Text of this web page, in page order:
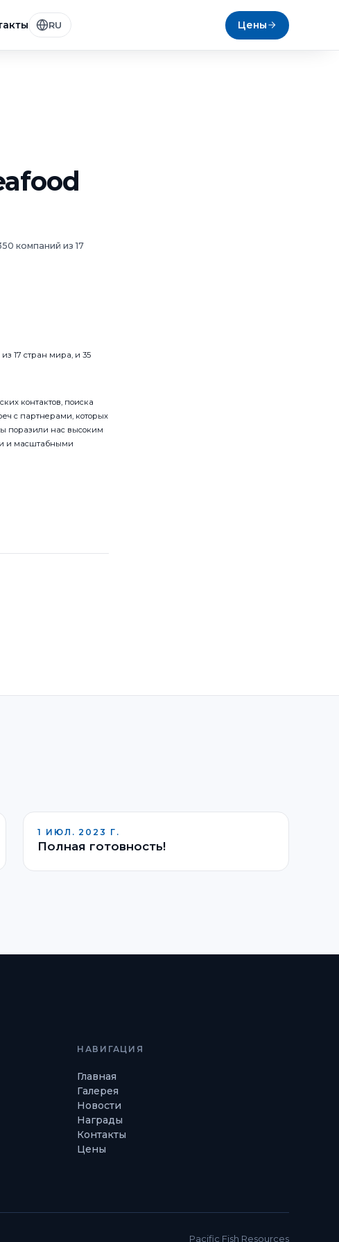
RU Цены
компаний из 17
17 стран мира, и 35
контактов, поиска
с партнерами, которых
поразили нас высоким
и масштабными
1 ИЮЛ. 2023 Г.
Полная готовность!
НАВИГАЦИЯ
Главная
Галерея
Новости
Награды
Контакты
Цены
Pacific Fish Resources